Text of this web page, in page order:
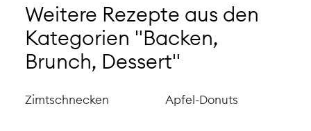
Weitere Rezepte aus den
Kategorien "Backen,
Brunch, Dessert"
Zimtschnecken Apfel-Donuts